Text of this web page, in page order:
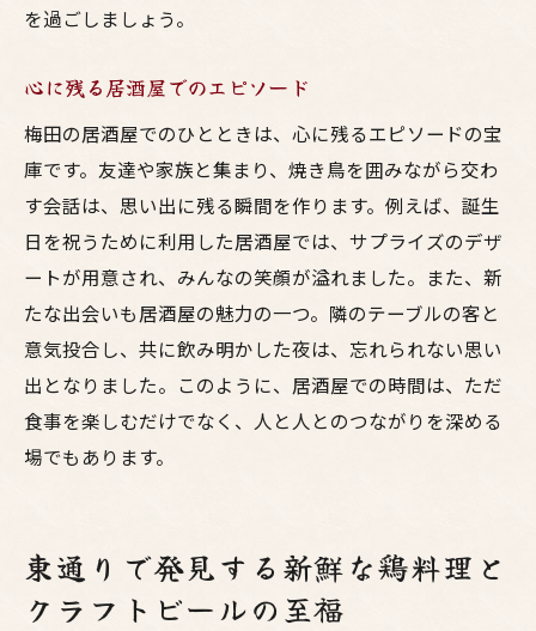
を過ごしましょう。
心に残る居酒屋でのエピソード
梅田の居酒屋でのひとときは、心に残るエピソードの宝
庫です。友達や家族と集まり、焼き鳥を囲みながら交わ
す会話は、思い出に残る瞬間を作ります。例えば、誕生
日を祝うために利用した居酒屋では、サプライズのデザ
ートが用意され、みんなの笑顔が溢れました。また、新
たな出会いも居酒屋の魅力の一つ。隣のテーブルの客と
意気投合し、共に飲み明かした夜は、忘れられない思い
出となりました。このように、居酒屋での時間は、ただ
食事を楽しむだけでなく、人と人とのつながりを深める
場でもあります。
東通りで発見する新鮮な鶏料理と
クラフトビールの至福